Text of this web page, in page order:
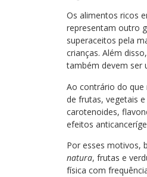
Os alimentos ricos
representam outro
superaceitos pela
crianças. Além
também devem ser
Ao contrário do
de frutas, vegetais
carotenoides,
efeitos
Por esses motivos,
natura, frutas e
física com